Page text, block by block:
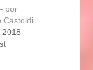
por
Castoldi
2018